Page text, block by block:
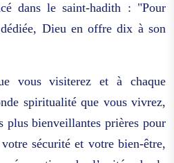
dans le saint-hadith : "Pour
Dieu en offre dix à son
vous visiterez et à chaque
spiritualité que vous vivrez,
plus bienveillantes prières pour
sécurité et votre bien-être,